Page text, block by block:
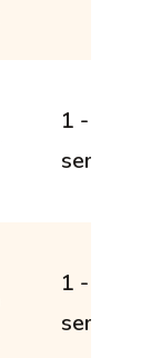
1 - 3
1 - 2